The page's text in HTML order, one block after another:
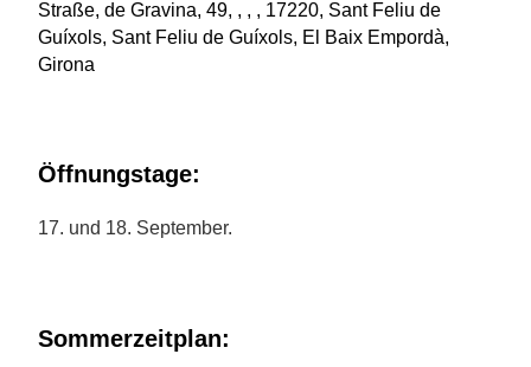
Straße, de Gravina, 49, , , , 17220, Sant Feliu de
Guíxols, Sant Feliu de Guíxols, El Baix Empordà,
Girona
Öffnungstage:
17. und 18. September.
Sommerzeitplan: